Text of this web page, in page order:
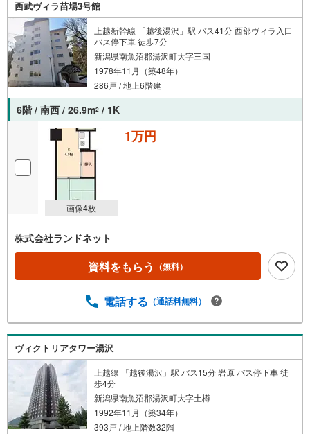
西武ヴィラ苗場3号館
上越新幹線 「越後湯沢」駅 バス41分 西部ヴィラ入口
バス停下車 徒歩7分
新潟県南魚沼郡湯沢町大字三国
1978年11月（築48年）
286戸 / 地上6階建
6階 / 南西 / 26.9m2 / 1K
画像4枚
1万円
株式会社ランドネット
資料をもらう （無料）
電話する （通話料無料）
ヴィクトリアタワー湯沢
上越線 「越後湯沢」駅 バス15分 岩原 バス停下車 徒
歩4分
新潟県南魚沼郡湯沢町大字土樽
1992年11月（築34年）
393戸 / 地上階数32階